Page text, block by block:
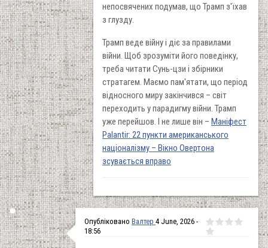
непосвячених подумав, що Трамп з'їхав
з глузду.
Трамп веде війну і діє за правилами
війни. Щоб зрозуміти його поведінку,
треба читати Сунь-цзи і збірники
стратагем. Маємо пам'ятати, що період
відносного миру закінчився – світ
переходить у парадигму війни. Трамп
уже перейшов. І не лише він – Маніфест
Palantir: 22 пункти американського
націоналізму – Вікно Овертона
зсувається вправо
Опубліковано Валтер 4 June, 2026 -
18:56